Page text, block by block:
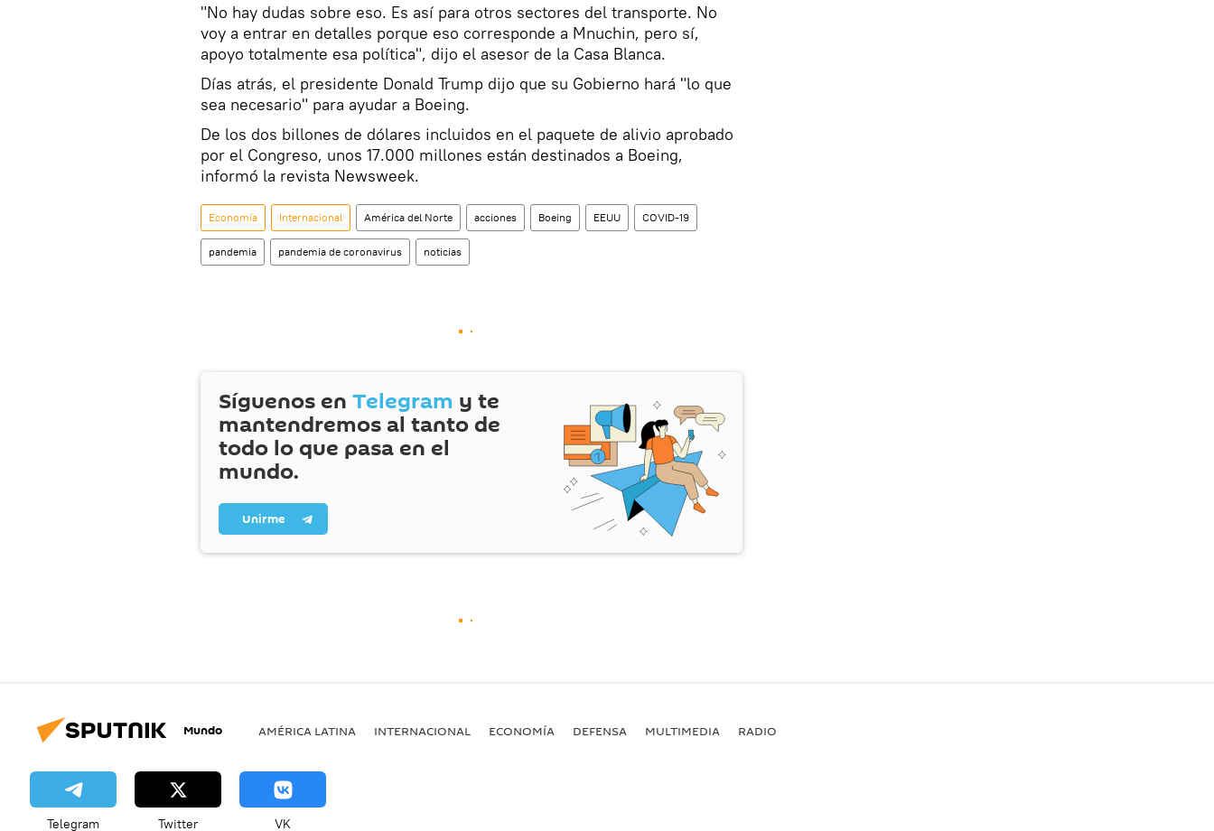
"No hay dudas sobre eso. Es así para otros sectores del transporte. No
voy a entrar en detalles porque eso corresponde a Mnuchin, pero sí,
apoyo totalmente esa política", dijo el asesor de la Casa Blanca.
Días atrás, el presidente Donald Trump dijo que su Gobierno hará "lo que
sea necesario" para ayudar a Boeing.
De los dos billones de dólares incluidos en el paquete de alivio aprobado
por el Congreso, unos 17.000 millones están destinados a Boeing,
informó la revista Newsweek.
Economía Internacional América del Norte acciones Boeing EEUU COVID-19
pandemia pandemia de coronavirus noticias
Síguenos en Telegram y te
mantendremos al tanto de
todo lo que pasa en el
mundo.
Unirme
Mundo AMÉRICA LATINA INTERNACIONAL ECONOMÍA DEFENSA MULTIMEDIA RADIO
Telegram Twitter VK